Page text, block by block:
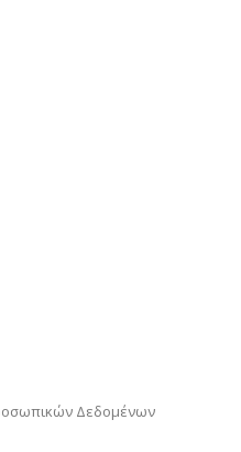
Δεδομένων